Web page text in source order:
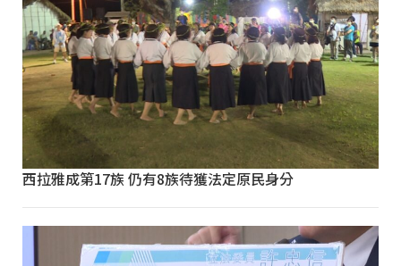
西拉雅成第17族 仍有8族待獲法定原民身分